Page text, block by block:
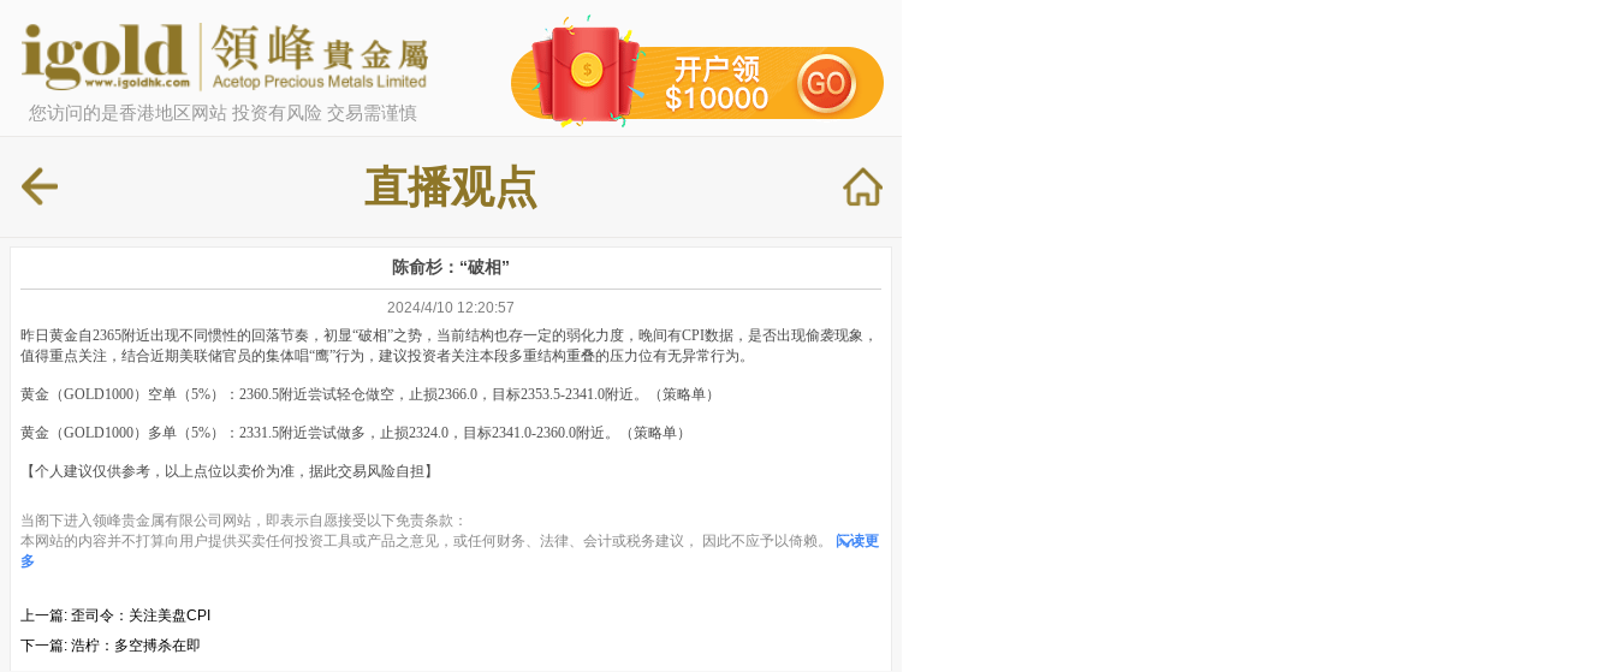
您访问的是香港地区网站 投资有风险 交易需谨慎
直播观点
陈俞杉：“破相”
2024/4/10 12:20:57
昨日黄金自2365附近出现不同惯性的回落节奏，初显“破相”之势，当前结构也存一定的弱化力度，晚间有CPI数据，是否出现偷袭现象，
值得重点关注，结合近期美联储官员的集体唱“鹰”行为，建议投资者关注本段多重结构重叠的压力位有无异常行为。
黄金（GOLD1000）空单（5%）：2360.5附近尝试轻仓做空，止损2366.0，目标2353.5-2341.0附近。（策略单）
黄金（GOLD1000）多单（5%）：2331.5附近尝试做多，止损2324.0，目标2341.0-2360.0附近。（策略单）
【个人建议仅供参考，以上点位以卖价为准，据此交易风险自担】
当阁下进入领峰贵金属有限公司网站，即表示自愿接受以下免责条款：
本网站的内容并不打算向用户提供买卖任何投资工具或产品之意见，或任何财务、法律、会计或税务建议， 因此不应予以倚赖。
阅读更
多
上一篇: 歪司令：关注美盘CPI
下一篇: 浩柠：多空搏杀在即